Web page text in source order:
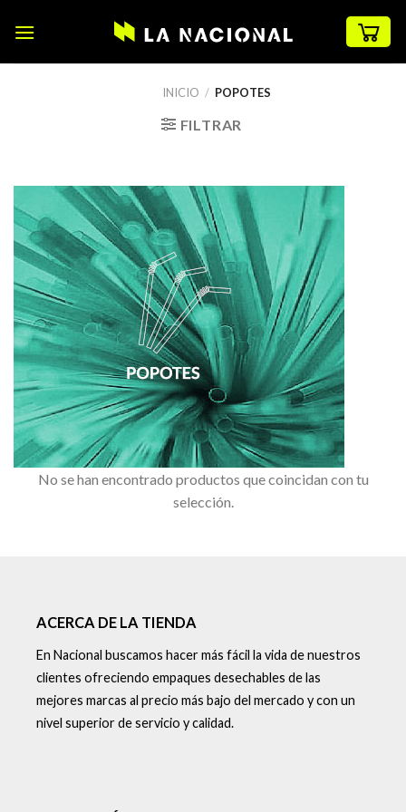
INICIO / POPOTES
FILTRAR
No se han encontrado productos que coincidan con tu
selección.
ACERCA DE LA TIENDA
En Nacional buscamos hacer más fácil la vida de nuestros
clientes ofreciendo empaques desechables de las
mejores marcas al precio más bajo del mercado y con un
nivel superior de servicio y calidad.